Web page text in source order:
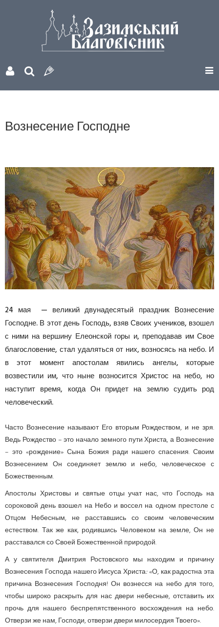
Вознесение Господне
24 мая — великий двунадесятый праздник Вознесение
Господне. В этот день Господь, взяв Своих учеников, взошел
с ними на вершину Елеонской горы и, преподавав им Свое
благословение, стал удаляться от них, возносясь на небо. И
в этот момент апостолам явились ангелы, которые
возвестили им, что ныне возносится Христос на небо, но
наступит время, когда Он придет на землю судить род
человеческий.
Часто Вознесение называют Его вторым Рождеством, и не зря.
Ведь Рождество – это начало земного пути Христа, а Вознесение
– это «рождение» Сына Божия ради нашего спасения. Своим
Вознесением Он соединяет землю и небо, человеческое с
Божественным.
Апостолы Христовы и святые отцы учат нас, что Господь на
сороковой день взошел на Небо и воссел на одном престоле с
Отцом Небесным, не расставшись со своим человеческим
естеством. Так же как, родившись Человеком на земле, Он не
расставался со Своей Божественной природой.
А у святителя Дмитрия Ростовского мы находим и причину
Вознесения Господа нашего Иисуса Христа:«О, как радостна эта
причина Вознесения Господня! Он вознесся на небо для того,
чтобы широко раскрыть для нас двери небесные, отставить их
прочь для нашего беспрепятственного восхождения на небо.
Отверзи же нам, Господи, отверзи двери милосердия Твоего».